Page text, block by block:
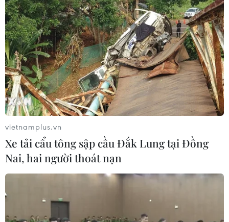
vietnamplus.vn
Xe tải cẩu tông sập cầu Đắk Lung tại Đồng
Nai, hai người thoát nạn